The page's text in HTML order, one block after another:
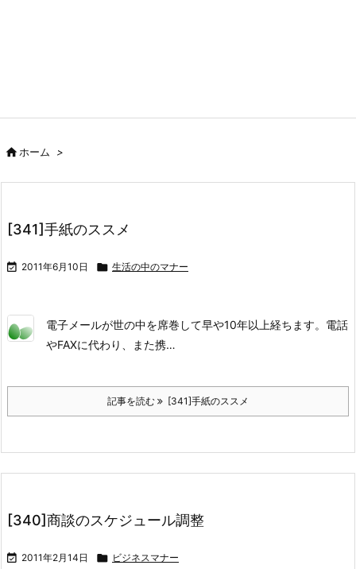
ホーム >
[341]手紙のススメ
 2011年6月10日  生活の中のマナー
電子メールが世の中を席巻して早や10年以上経ちます。電話
やFAXに代わり、また携…
記事を読む [341]手紙のススメ
[340]商談のスケジュール調整
 2011年2月14日  ビジネスマナー